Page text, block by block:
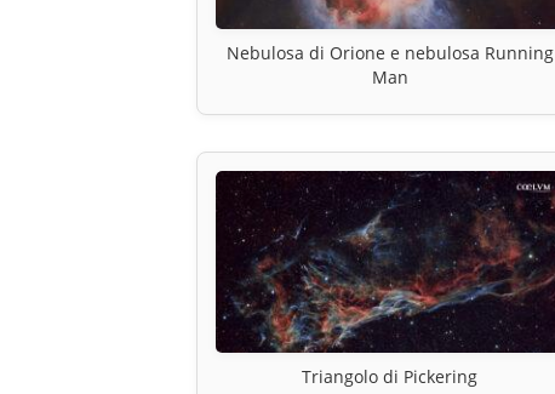
Nebulosa di Orione e nebulosa Running
Man
Triangolo di Pickering